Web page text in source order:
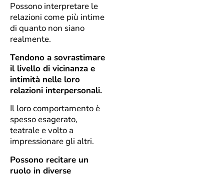
Possono interpretare le
relazioni come più intime
di quanto non siano
realmente.
Tendono a sovrastimare
il livello di vicinanza e
intimità nelle loro
relazioni interpersonali.
Il loro comportamento è
spesso esagerato,
teatrale e volto a
impressionare gli altri.
Possono recitare un
ruolo in diverse